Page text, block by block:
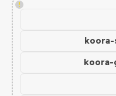
!